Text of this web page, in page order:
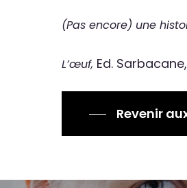
(Pas encore) une
L’œuf, Ed.
Revenir